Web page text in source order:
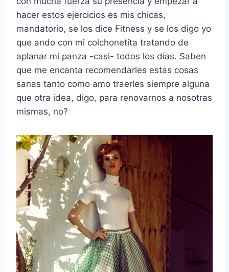
hacer estos ejercicios es mis chicas,
mandatorio, se los dice Fitness y se los digo yo
que ando con mi colchonetita tratando de
aplanar mi panza -casi- todos los días. Saben
que me encanta recomendarles estas cosas
sanas tanto como amo traerles siempre alguna
que otra idea, digo, para renovarnos a nosotras
mismas, no?